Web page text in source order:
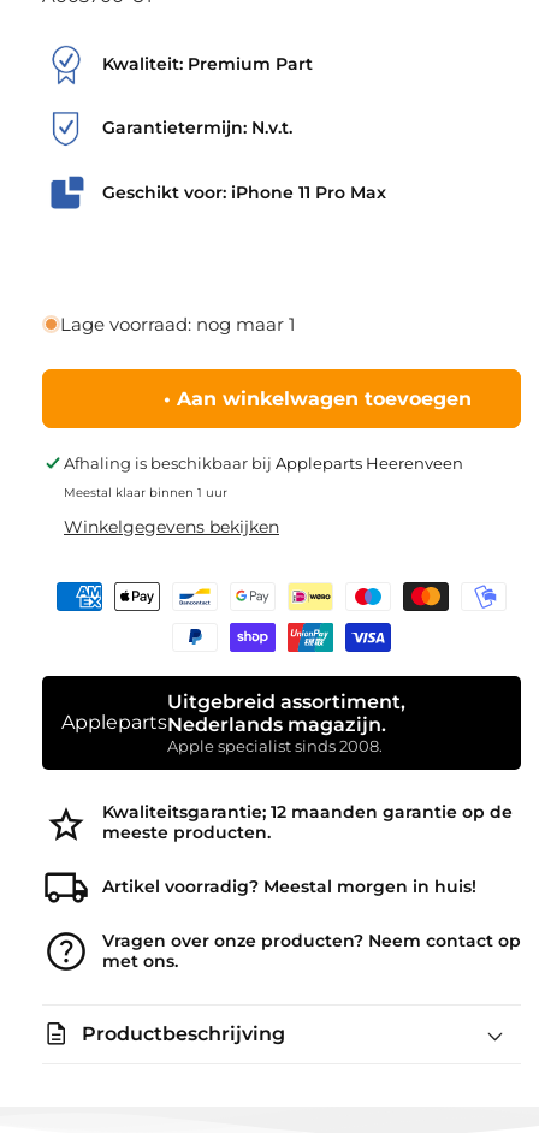
Kwaliteit: Premium Part
Garantietermijn: N.v.t.
Geschikt voor: iPhone 11 Pro Max
Lage voorraad: nog maar 1
• Aan winkelwagen toevoegen
Afhaling is beschikbaar bij Appleparts Heerenveen
Meestal klaar binnen 1 uur
Winkelgegevens bekijken
Appleparts
Uitgebreid assortiment,
Nederlands magazijn.
Apple specialist sinds 2008.
star
Kwaliteitsgarantie; 12 maanden garantie op de
meeste producten.
local_shipping Artikel voorradig? Meestal morgen in huis!
help
Vragen over onze producten? Neem contact op
met ons.
description Productbeschrijving